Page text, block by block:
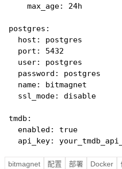
    max_age: 24h
postgres:
  host: postgres
  port: 5432
  user: postgres
  password: postgres
  name: bitmagnet
  ssl_mode: disable
tmdb:
  enabled: true
api_key:
bitmagnet 配置 部署 Docker